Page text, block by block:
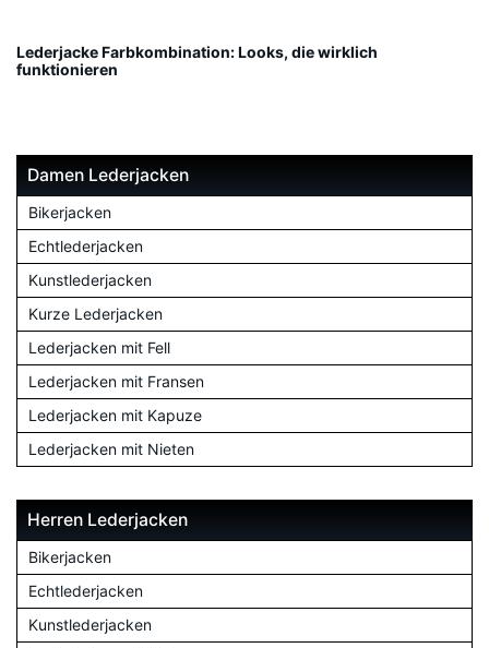
Lederjacke Farbkombination: Looks, die wirklich
funktionieren
Damen Lederjacken
Bikerjacken
Echtlederjacken
Kunstlederjacken
Kurze Lederjacken
Lederjacken mit Fell
Lederjacken mit Fransen
Lederjacken mit Kapuze
Lederjacken mit Nieten
Herren Lederjacken
Bikerjacken
Echtlederjacken
Kunstlederjacken